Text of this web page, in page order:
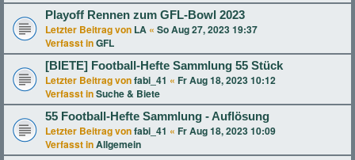
Playoff Rennen zum GFL-Bowl 2023
Letzter Beitrag von LA « So Aug 27, 2023 19:37
Verfasst inGFL
[BIETE] Football-Hefte Sammlung 55 Stück
Letzter Beitrag vonfabi_41 « Fr Aug 18, 2023 10:12
Verfasst inSuche & Biete
55 Football-Hefte Sammlung - Auflösung
Letzter Beitrag vonfabi_41 « Fr Aug 18, 2023 10:09
Verfasst inAllgemein